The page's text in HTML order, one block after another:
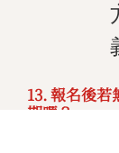
13. 報名後若
期嗎？